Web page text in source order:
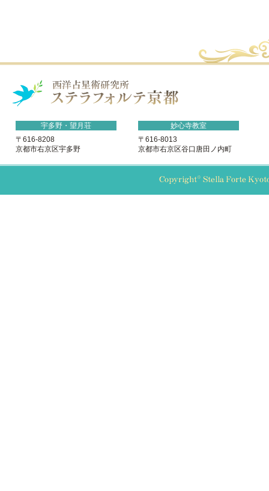
宇多野・望月荘
〒616-8208
京都市右京区宇多野
妙心寺教室
〒616-8013
京都市右京区谷口唐田ノ内町